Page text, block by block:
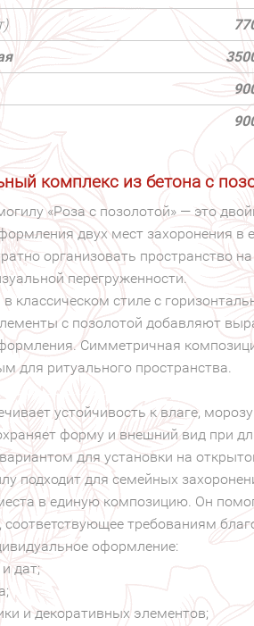
комплекс из бетона с
«Роза с позолотой» — это
двух мест захоронения в
организовать пространство
перегруженности.
классическом стиле с
с позолотой добавляют
Симметричная
для ритуального пространства.
устойчивость к влаге,
форму и внешний вид при
для установки на
подходит для семейных
в единую композицию. Он
требованиям
оформление:
дат;
и декоративных элементов;